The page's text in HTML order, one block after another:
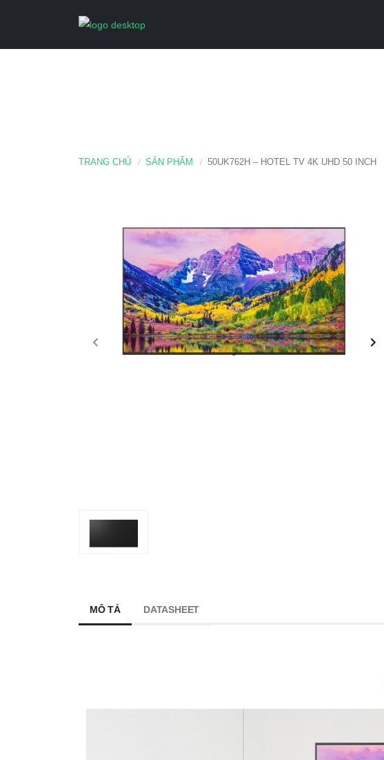
TRANG CHỦ SẢN PHẨM 50UK762H – HOTEL TV 4K UHD 50 INCH
MÔ TẢ DATASHEET